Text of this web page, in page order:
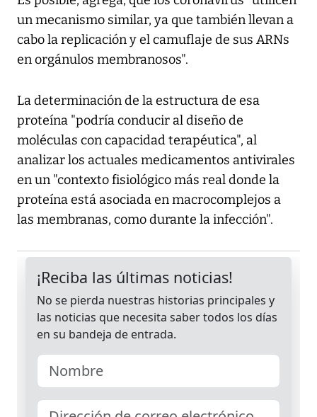
un mecanismo similar, ya que también llevan a
cabo la replicación y el camuflaje de sus ARNs
en orgánulos membranosos".
La determinación de la estructura de esa
proteína "podría conducir al diseño de
moléculas con capacidad terapéutica", al
analizar los actuales medicamentos antivirales
en un "contexto fisiológico más real donde la
proteína está asociada en macrocomplejos a
las membranas, como durante la infección".